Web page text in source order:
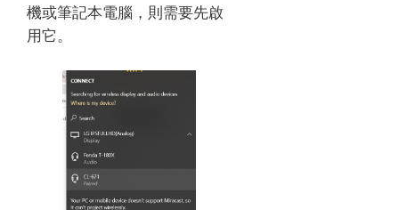
機或筆記本電腦，則需要先啟
用它。